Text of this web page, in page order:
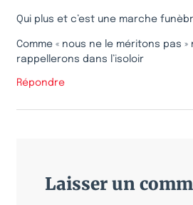
Qui plus et c’est une marche
Comme « nous ne le méritons pas »
rappellerons dans l’isoloir
Répondre
Laisser un